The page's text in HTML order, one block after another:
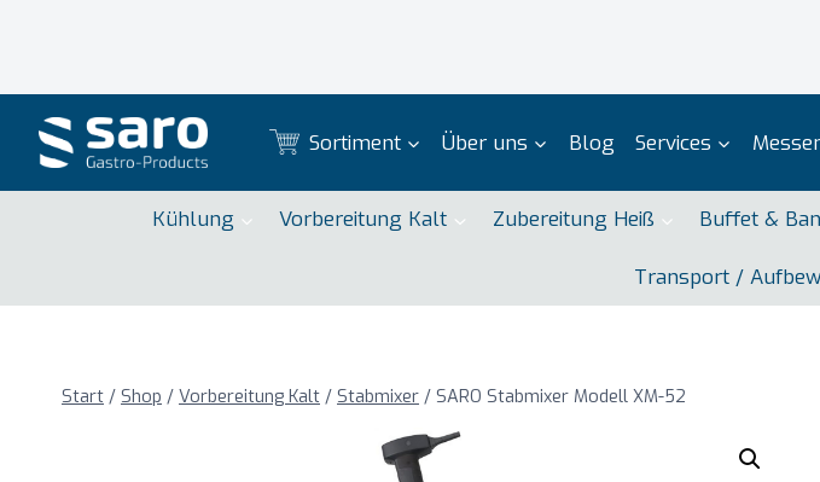
Sortiment Über uns Blog Services
Kühlung Vorbereitung Kalt Zubereitung Heiß Buffet &
Transport /
Start / Shop / Vorbereitung Kalt / Stabmixer / SARO Stabmixer Modell XM-52